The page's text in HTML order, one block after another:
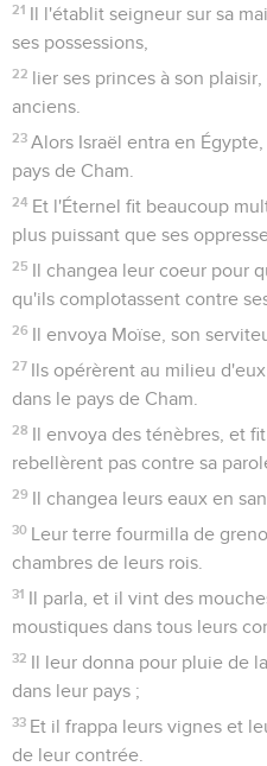
21 Il l'établit seigneur sur sa
ses possessions,
22 lier ses princes à son
anciens.
23 Alors Israël entra en
pays de Cham.
24 Et l'Éternel fit beaucoup
plus puissant que ses
25 Il changea leur coeur pour
qu'ils complotassent contre
26 Il envoya Moïse, son
27 Ils opérèrent au milieu
dans le pays de Cham.
28 Il envoya des ténèbres, et
rebellèrent pas contre sa
29 Il changea leurs eaux en
30 Leur terre fourmilla de
chambres de leurs rois.
31 Il parla, et il vint des
moustiques dans tous leurs
32 Il leur donna pour pluie de
dans leur pays ;
33 Et il frappa leurs vignes et
de leur contrée.